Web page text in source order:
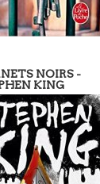
NOIRS -
KING